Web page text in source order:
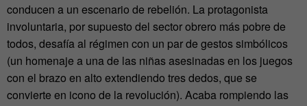
conducen a un escenario de rebelión. La protagonista
involuntaria, por supuesto del sector obrero más pobre de
todos, desafía al régimen con un par de gestos simbólicos
(un homenaje a una de las niñas asesinadas en los juegos
con el brazo en alto extendiendo tres dedos, que se
convierte en icono de la revolución). Acaba rompiendo las